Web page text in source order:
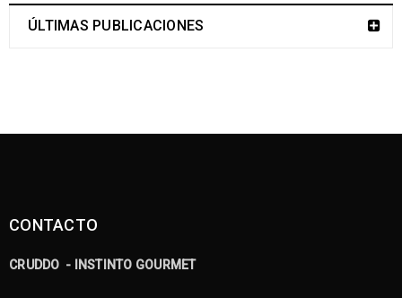
ÚLTIMAS PUBLICACIONES
CONTACTO
CRUDDO - INSTINTO GOURMET